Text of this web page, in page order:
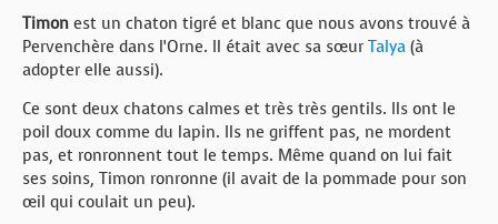
Timon est un chaton tigré et blanc que nous avons trouvé à
Pervenchère dans l’Orne. Il était avec sa sœur Talya (à
adopter elle aussi).
Ce sont deux chatons calmes et très très gentils. Ils ont le
poil doux comme du lapin. Ils ne griffent pas, ne mordent
pas, et ronronnent tout le temps. Même quand on lui fait
ses soins, Timon ronronne (il avait de la pommade pour son
œil qui coulait un peu).